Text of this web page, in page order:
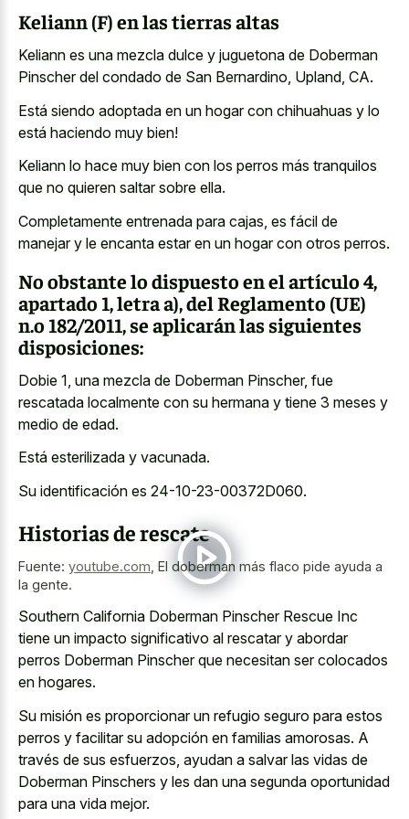
Keliann (F) en las tierras altas
Keliann es una mezcla dulce y juguetona de Doberman
Pinscher del condado de San Bernardino, Upland, CA.
Está siendo adoptada en un hogar con chihuahuas y lo
está haciendo muy bien!
Keliann lo hace muy bien con los perros más tranquilos
que no quieren saltar sobre ella.
Completamente entrenada para cajas, es fácil de
manejar y le encanta estar en un hogar con otros perros.
No obstante lo dispuesto en el artículo 4,
apartado 1, letra a), del Reglamento (UE)
n.o 182/2011, se aplicarán las siguientes
disposiciones:
Dobie 1, una mezcla de Doberman Pinscher, fue
rescatada localmente con su hermana y tiene 3 meses y
medio de edad.
Está esterilizada y vacunada.
Su identificación es 24-10-23-00372D060.
Historias de rescate
Fuente: youtube.com El doberman más flaco pide ayuda a
la gente.
Southern California Doberman Pinscher Rescue Inc
tiene un impacto significativo al rescatar y abordar
perros Doberman Pinscher que necesitan ser colocados
en hogares.
Su misión es proporcionar un refugio seguro para estos
perros y facilitar su adopción en familias amorosas. A
través de sus esfuerzos, ayudan a salvar las vidas de
Doberman Pinschers y les dan una segunda oportunidad
para una vida mejor.